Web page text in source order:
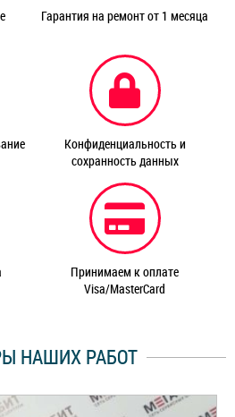
Гарантия на ремонт от 1 месяца
Конфиденциальность и
сохранность данных
Принимаем к оплате
Visa/MasterCard
НАШИХ РАБОТ